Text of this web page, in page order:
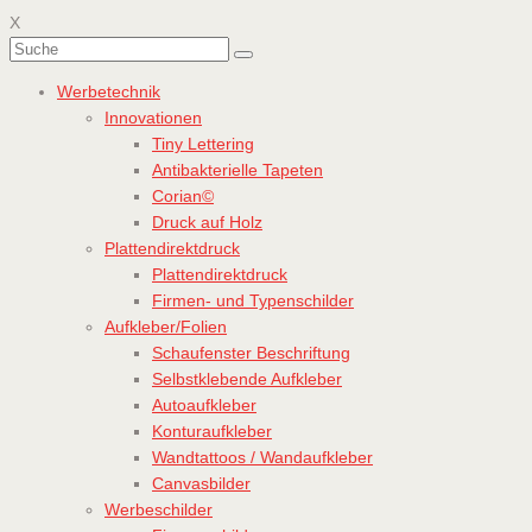
X
Werbetechnik
Innovationen
Tiny Lettering
Antibakterielle Tapeten
Corian©
Druck auf Holz
Plattendirektdruck
Plattendirektdruck
Firmen- und Typenschilder
Aufkleber/Folien
Schaufenster Beschriftung
Selbstklebende Aufkleber
Autoaufkleber
Konturaufkleber
Wandtattoos / Wandaufkleber
Canvasbilder
Werbeschilder